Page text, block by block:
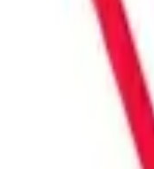
trendlerle ve